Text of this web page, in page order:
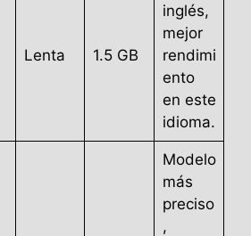
Lenta 1.5 GB
inglés,
mejor
rendimi
ento
en este
idioma.
Modelo
más
preciso
,